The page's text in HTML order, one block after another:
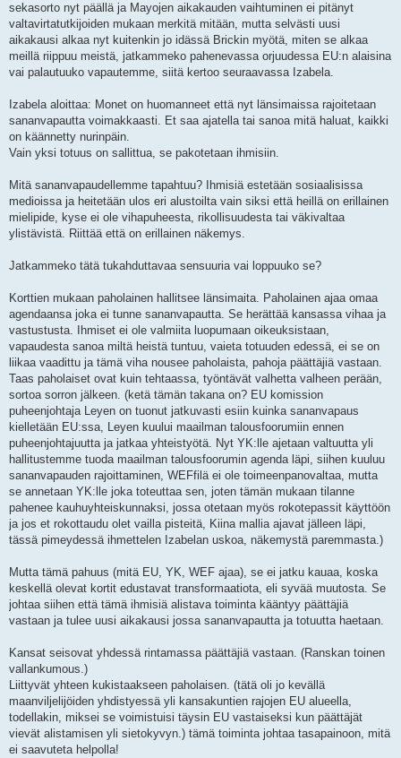
sekasorto nyt päällä ja Mayojen aikakauden vaihtuminen ei pitänyt
valtavirtatutkijoiden mukaan merkitä mitään, mutta selvästi uusi
aikakausi alkaa nyt kuitenkin jo idässä Brickin myötä, miten se alkaa
meillä riippuu meistä, jatkammeko pahenevassa orjuudessa EU:n alaisina
vai palautuuko vapautemme, siitä kertoo seuraavassa Izabela.
Izabela aloittaa: Monet on huomanneet että nyt länsimaissa rajoitetaan
sananvapautta voimakkaasti. Et saa ajatella tai sanoa mitä haluat, kaikki
on käännetty nurinpäin.
Vain yksi totuus on sallittua, se pakotetaan ihmisiin.
Mitä sananvapaudellemme tapahtuu? Ihmisiä estetään sosiaalisissa
medioissa ja heitetään ulos eri alustoilta vain siksi että heillä on erillainen
mielipide, kyse ei ole vihapuheesta, rikollisuudesta tai väkivaltaa
ylistävistä. Riittää että on erillainen näkemys.
Jatkammeko tätä tukahduttavaa sensuuria vai loppuuko se?
Korttien mukaan paholainen hallitsee länsimaita. Paholainen ajaa omaa
agendaansa joka ei tunne sananvapautta. Se herättää kansassa vihaa ja
vastustusta. Ihmiset ei ole valmiita luopumaan oikeuksistaan,
vapaudesta sanoa miltä heistä tuntuu, vaieta totuuden edessä, ei se on
liikaa vaadittu ja tämä viha nousee paholaista, pahoja päättäjiä vastaan.
Taas paholaiset ovat kuin tehtaassa, työntävät valhetta valheen perään,
sortoa sorron jälkeen. (ketä tämän takana on? EU komission
puheenjohtaja Leyen on tuonut jatkuvasti esiin kuinka sananvapaus
kielletään EU:ssa, Leyen kuului maailman talousfoorumiin ennen
puheenjohtajuutta ja jatkaa yhteistyötä. Nyt YK:lle ajetaan valtuutta yli
hallitustemme tuoda maailman talousfoorumin agenda läpi, siihen kuuluu
sananvapauden rajoittaminen, WEFfilä ei ole toimeenpanovaltaa, mutta
se annetaan YK:lle joka toteuttaa sen, joten tämän mukaan tilanne
pahenee kauhuyhteiskunnaksi, jossa otetaan myös rokotepassit käyttöön
ja jos et rokottaudu olet vailla pisteitä, Kiina mallia ajavat jälleen läpi,
tässä pimeydessä ihmettelen Izabelan uskoa, näkemystä paremmasta.)
Mutta tämä pahuus (mitä EU, YK, WEF ajaa), se ei jatku kauaa, koska
keskellä olevat kortit edustavat transformaatiota, eli syvää muutosta. Se
johtaa siihen että tämä ihmisiä alistava toiminta kääntyy päättäjiä
vastaan ja tulee uusi aikakausi jossa sananvapautta ja totuutta haetaan.
Kansat seisovat yhdessä rintamassa päättäjiä vastaan. (Ranskan toinen
vallankumous.)
Liittyvät yhteen kukistaakseen paholaisen. (tätä oli jo kevällä
maanviljelijöiden yhdistyessä yli kansakuntien rajojen EU alueella,
todellakin, miksei se voimistuisi täysin EU vastaiseksi kun päättäjät
vievät alistamisen yli sietokyvyn.) tämä toiminta johtaa tasapainoon, mitä
ei saavuteta helpolla!